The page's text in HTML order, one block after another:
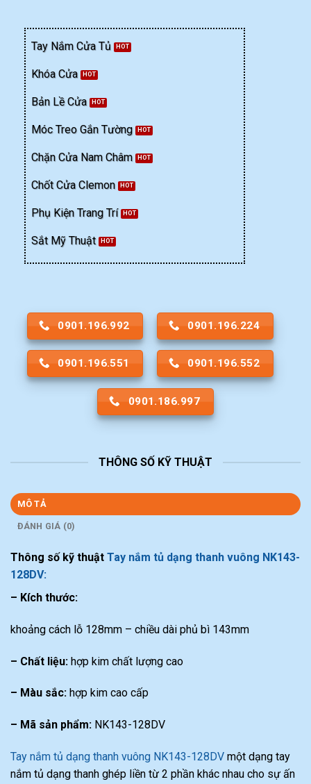
Tay Nắm Cửa Tủ
Khóa Cửa
Bản Lề Cửa
Móc Treo Gắn Tường
Chặn Cửa Nam Châm
Chốt Cửa Clemon
Phụ Kiện Trang Trí
Sắt Mỹ Thuật
0901.196.992 0901.196.224
0901.196.551 0901.196.552
0901.186.997
THÔNG SỐ KỸ THUẬT
MÔ TẢ
ĐÁNH GIÁ (0)
Thông số kỹ thuật Tay nắm tủ dạng thanh vuông NK143-
128DV:
– Kích thước:
khoảng cách lỗ 128mm – chiều dài phủ bì 143mm
– Chất liệu: hợp kim chất lượng cao
– Màu sắc: hợp kim cao cấp
– Mã sản phẩm: NK143-128DV
Tay nắm tủ dạng thanh vuông NK143-128DV một dạng tay
nắm tủ dạng thanh ghép liền từ 2 phần khác nhau cho sự ấn